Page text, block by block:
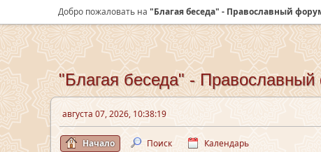
Добро пожаловать на "Благая беседа" - Православный
"Благая беседа" -
августа 07, 2026, 10:38:19
Начало Поиск Календарь